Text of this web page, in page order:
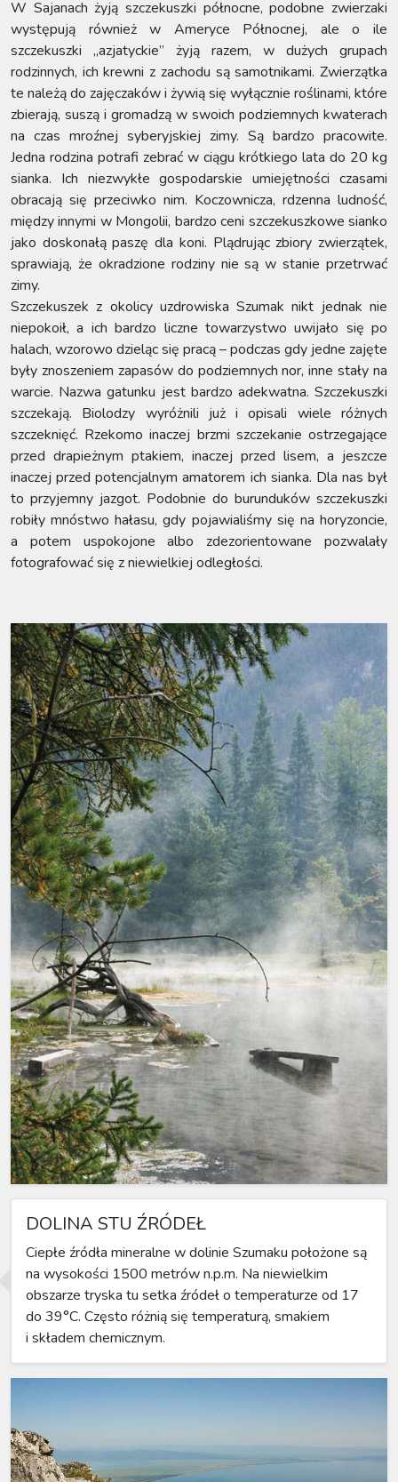
W Sajanach żyją szczekuszki północne, podobne zwierzaki
występują również w Ameryce Północnej, ale o ile
szczekuszki „azjatyckie” żyją razem, w dużych grupach
rodzinnych, ich krewni z zachodu są samotnikami. Zwierzątka
te należą do zajęczaków i żywią się wyłącznie roślinami, które
zbierają, suszą i gromadzą w swoich podziemnych kwaterach
na czas mroźnej syberyjskiej zimy. Są bardzo pracowite.
Jedna rodzina potrafi zebrać w ciągu krótkiego lata do 20 kg
sianka. Ich niezwykłe gospodarskie umiejętności czasami
obracają się przeciwko nim. Koczownicza, rdzenna ludność,
między innymi w Mongolii, bardzo ceni szczekuszkowe sianko
jako doskonałą paszę dla koni. Plądrując zbiory zwierzątek,
sprawiają, że okradzione rodziny nie są w stanie przetrwać
zimy.
Szczekuszek z okolicy uzdrowiska Szumak nikt jednak nie
niepokoił, a ich bardzo liczne towarzystwo uwijało się po
halach, wzorowo dzieląc się pracą – podczas gdy jedne zajęte
były znoszeniem zapasów do podziemnych nor, inne stały na
warcie. Nazwa gatunku jest bardzo adekwatna. Szczekuszki
szczekają. Biolodzy wyróżnili już i opisali wiele różnych
szczeknięć. Rzekomo inaczej brzmi szczekanie ostrzegające
przed drapieżnym ptakiem, inaczej przed lisem, a jeszcze
inaczej przed potencjalnym amatorem ich sianka. Dla nas był
to przyjemny jazgot. Podobnie do burunduków szczekuszki
robiły mnóstwo hałasu, gdy pojawialiśmy się na horyzoncie,
a potem uspokojone albo zdezorientowane pozwalały
fotografować się z niewielkiej odległości.
DOLINA STU ŹRÓDEŁ
Ciepłe źródła mineralne w dolinie Szumaku położone są
na wysokości 1500 metrów n.p.m. Na niewielkim
obszarze tryska tu setka źródeł o temperaturze od 17
do 39°C. Często różnią się temperaturą, smakiem
i składem chemicznym.